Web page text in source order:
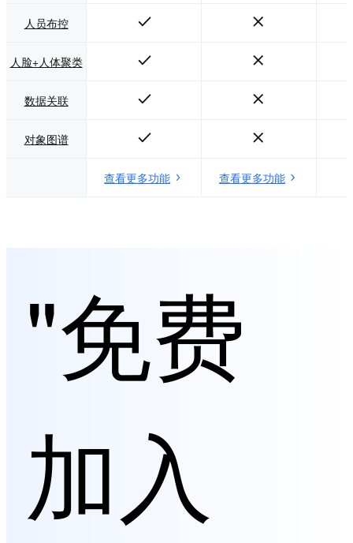
人员布控
人脸+人体聚类
数据关联
对象图谱
查看更多功能 查看更多功能
"免费
加入